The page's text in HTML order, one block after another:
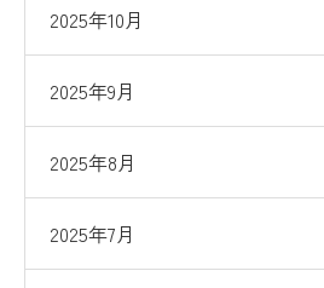
2025年10月
2025年9月
2025年8月
2025年7月